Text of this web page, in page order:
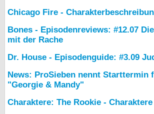
Chicago Fire -
Bones - Episodenreviews: #12.07
mit der Rache
Dr. House - Episodenguide: #3.09
News: ProSieben nennt Starttermin
"Georgie & Mandy"
Charaktere: The Rookie - Charaktere